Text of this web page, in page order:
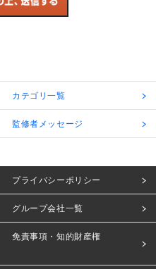
カテゴリ一覧
監修者メッセージ
プライバシーポリシー
グループ会社一覧
免責事項・知的財産権